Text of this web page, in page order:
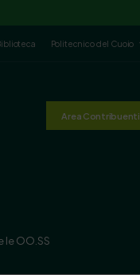
Politecnico del Cuoio
Area Contribuenti
le OO.SS